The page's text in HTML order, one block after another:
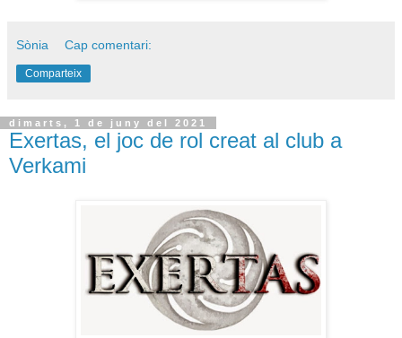
Sònia Cap comentari:
Comparteix
dimarts, 1 de juny del 2021
Exertas, el joc de rol creat al club a
Verkami